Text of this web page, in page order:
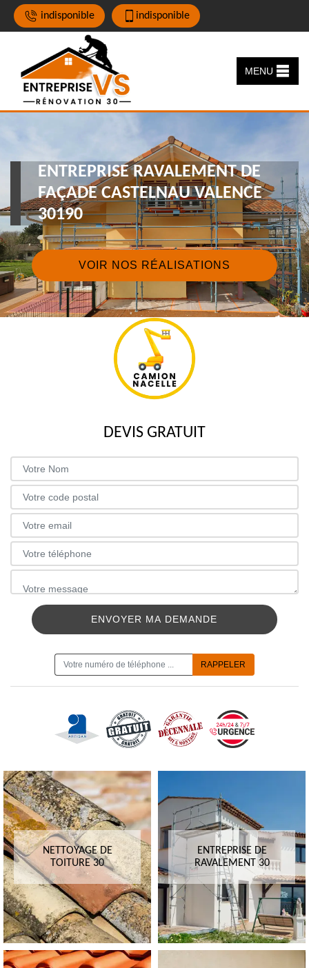
indisponible indisponible
MENU
ENTREPRISE RAVALEMENT DE
FAÇADE CASTELNAU VALENCE
30190
VOIR NOS RÉALISATIONS
DEVIS GRATUIT
NETTOYAGE DE
TOITURE 30
ENTREPRISE DE
RAVALEMENT 30